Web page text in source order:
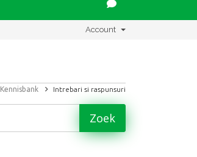
Account
Kennisbank Intrebari si raspunsuri